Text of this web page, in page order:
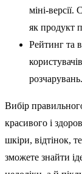
міні-
як продукт
Рейтинг та
розчарувань.
Вибір
красивого і
шкіри, відтінок,
зможете знайти